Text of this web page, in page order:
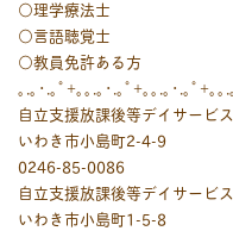
○理学療法士
○言語聴覚士
○教員免許ある方
｡.｡･.｡ﾟ+｡｡.｡･.｡ﾟ+｡｡.｡･.｡ﾟ+｡｡
自立支援放課後等デイサービ
いわき市小島町2-4-9
0246-85-0086
自立支援放課後等デイサービ
いわき市小島町1-5-8